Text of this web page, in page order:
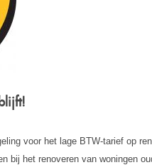
voor het lage BTW-tarief op
bij het renoveren van woningen